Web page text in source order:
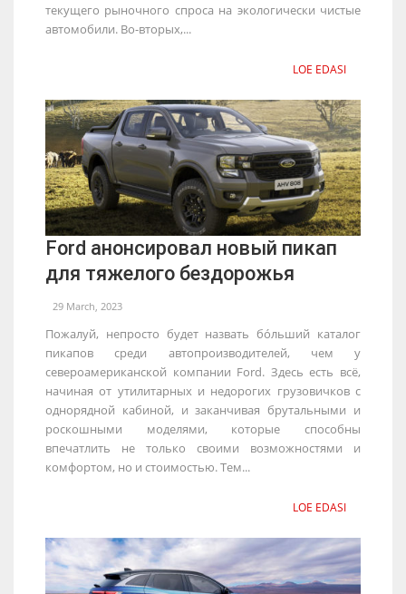
текущего рыночного спроса на экологически чистые
автомобили. Во-вторых,...
LOE EDASI
Ford анонсировал новый пикап
для тяжелого бездорожья
29 March, 2023
Пожалуй, непросто будет назвать бо́льший каталог
пикапов среди автопроизводителей, чем у
североамериканской компании Ford. Здесь есть всё,
начиная от утилитарных и недорогих грузовичков с
однорядной кабиной, и заканчивая брутальными и
роскошными моделями, которые способны
впечатлить не только своими возможностями и
комфортом, но и стоимостью. Тем...
LOE EDASI